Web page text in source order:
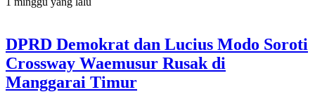
DPRD Demokrat dan Lucius Modo Soroti
Crossway Waemusur Rusak di
Manggarai Timur